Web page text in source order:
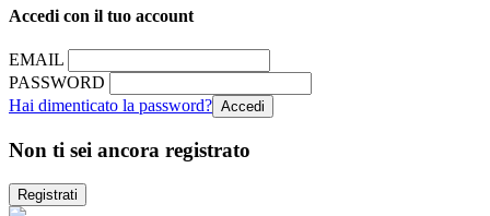
Accedi con il tuo account
EMAIL
PASSWORD
Hai dimenticato la password?
Non ti sei ancora registrato
Registrati